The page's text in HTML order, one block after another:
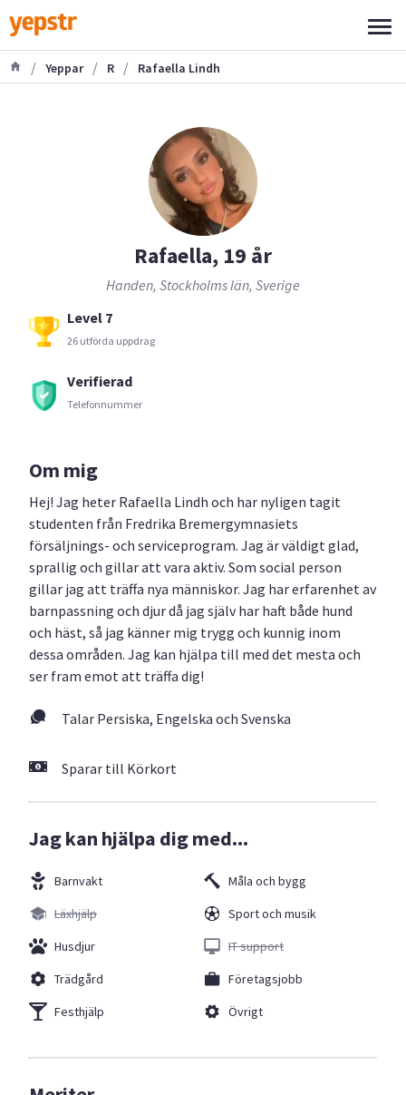
/ Yeppar / R / Rafaella Lindh
Rafaella, 19 år
Handen, Stockholms län, Sverige
Level 7
26 utförda uppdrag
Verifierad
Telefonnummer
Om mig
Hej! Jag heter Rafaella Lindh och har nyligen tagit
studenten från Fredrika Bremergymnasiets
försäljnings- och serviceprogram. Jag är väldigt glad,
sprallig och gillar att vara aktiv. Som social person
gillar jag att träffa nya människor. Jag har erfarenhet av
barnpassning och djur då jag själv har haft både hund
och häst, så jag känner mig trygg och kunnig inom
dessa områden. Jag kan hjälpa till med det mesta och
ser fram emot att träffa dig!
Talar Persiska, Engelska och Svenska
Sparar till Körkort
Jag kan hjälpa dig med...
Barnvakt
Läxhjälp
Husdjur
Trädgård
Festhjälp
Måla och bygg
Sport och musik
IT support
Företagsjobb
Övrigt